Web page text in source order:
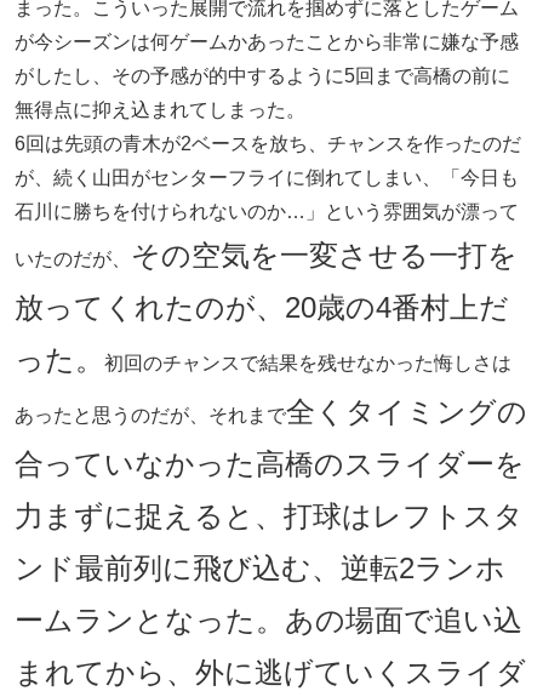
まった。こういった展開で流れを掴めずに落としたゲーム
が今シーズンは何ゲームかあったことから非常に嫌な予感
がしたし、その予感が的中するように5回まで高橋の前に
無得点に抑え込まれてしまった。
6回は先頭の青木が2ベースを放ち、チャンスを作ったのだ
が、続く山田がセンターフライに倒れてしまい、「今日も
石川に勝ちを付けられないのか…」という雰囲気が漂って
いたのだが、
その空気を一変させる一打を
放ってくれたのが、20歳の4番村上だ
った。
初回のチャンスで結果を残せなかった悔しさは
あったと思うのだが、それまで全くタイミングの
合っていなかった高橋のスライダーを
力まずに捉えると、打球はレフトスタ
ンド最前列に飛び込む、逆転2ランホ
ームランとなった。あの場面で追い込
まれてから、外に逃げていくスライダ